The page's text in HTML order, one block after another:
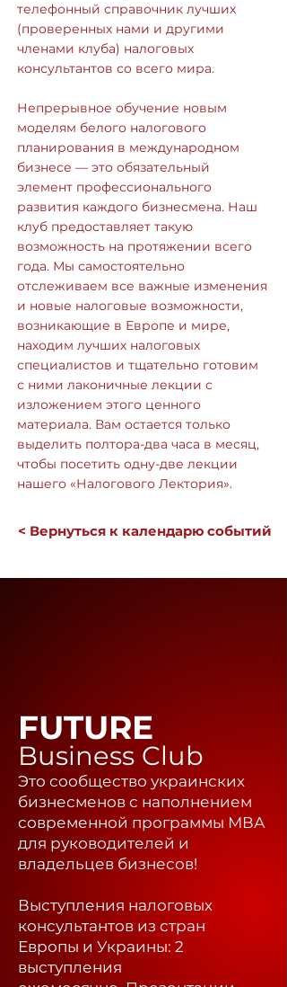
телефонный справочник лучших
(проверенных нами и другими
членами клуба) налоговых
консультантов со всего мира.
Непрерывное обучение новым
моделям белого налогового
планирования в международном
бизнесе — это обязательный
элемент профессионального
развития каждого бизнесмена. Наш
клуб предоставляет такую
возможность на протяжении всего
года. Мы самостоятельно
отслеживаем все важные изменения
и новые налоговые возможности,
возникающие в Европе и мире,
находим лучших налоговых
специалистов и тщательно готовим
с ними лаконичные лекции с
изложением этого ценного
материала. Вам остается только
выделить полтора-два часа в месяц,
чтобы посетить одну-две лекции
нашего «Налогового Лектория».
< Вернуться к календарю событий
FUTURE
Business Club
Это сообщество украинских
бизнесменов с наполнением
современной программы МВА
для руководителей и
владельцев бизнесов!
Выступления налоговых
консультантов из стран
Европы и Украины: 2
выступления